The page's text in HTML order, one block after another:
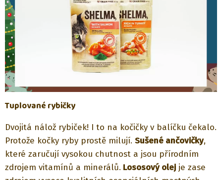
Tuplované rybičky
Dvojitá nálož rybiček! I to na kočičky v balíčku čekalo.
Protože kočky ryby prostě milují. Sušené ančovičky,
které zaručují vysokou chutnost a jsou přírodním
zdrojem vitamínů a minerálů. Lososový olej je zase